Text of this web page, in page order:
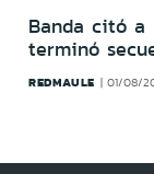
Banda citó a
terminó
REDMAULE 01/08/